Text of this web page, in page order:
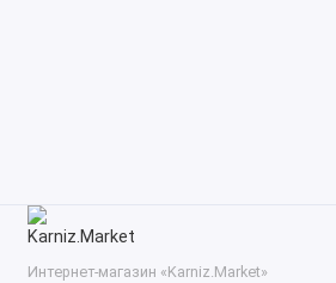
Интернет-магазин «Karniz.Market»